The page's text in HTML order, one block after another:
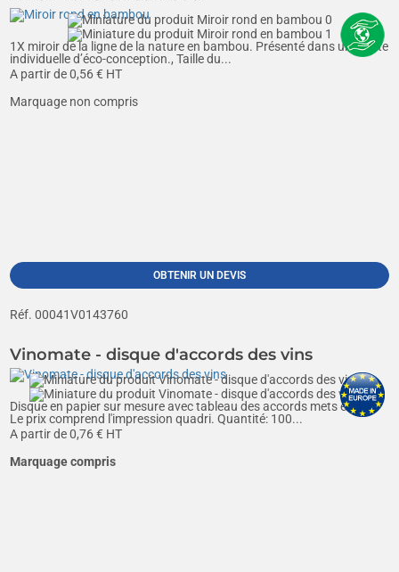
1X miroir de la ligne de la nature en bambou. Présenté dans une boîte
individuelle d’éco-conception., Taille du...
A partir de0,56€ HT
Marquage non compris
OBTENIR UN DEVIS
Réf. 00041V0143760
Vinomate - disque d'accords des vins
Disque en papier sur mesure avec tableau des accords mets et vins.
Le prix comprend l'impression quadri. Quantité: 100...
A partir de0,76€ HT
Marquage compris